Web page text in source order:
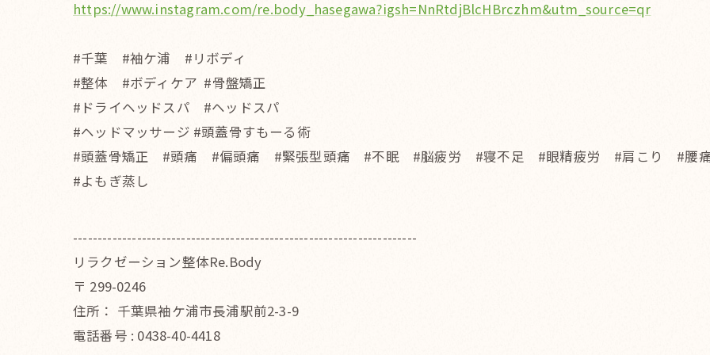
https://www.instagram.com/re.body_hasegawa?igsh=NnRtdjBlcHBrczhm&utm_source=qr
#千葉 #袖ケ浦 #リボディ
#整体 #ボディケア #骨盤矯正
#ドライヘッドスパ #ヘッドスパ
#ヘッドマッサージ #頭蓋骨すもーる術
#頭蓋骨矯正 #頭痛 #偏頭痛 #緊張型頭痛 #不眠 #脳疲労 #寝不足 #眼精疲労 #肩こり #
#よもぎ蒸し
----------------------------------------------------------------------
リラクゼーション整体Re.Body
〒 299-0246
住所： 千葉県袖ケ浦市長浦駅前2-3-9
電話番号 : 0438-40-4418